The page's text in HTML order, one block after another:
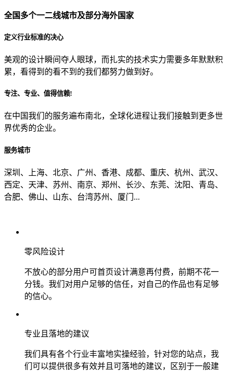
贵公司的团队规模是？
目前主要的营销渠道是？
全国多个一二线城市及部分海外国家
定义行业标准的决心
美观的设计瞬间夺人眼球，而扎实的技术实力需要多年默默积
累，看得到的看不到的我们都努力做到好。
专注、专业、值得信赖!
在中国我们的服务遍布南北，全球化进程让我们接触到更多世
界优秀的企业。
服务城市
深圳、上海、北京、广州、香港、成都、重庆、杭州、武汉、
西定、天津、苏州、南京、郑州、长沙、东莞、沈阳、青岛、
合肥、佛山、山东、台湾苏州、厦门...
零风险设计
不放心的部分用户可首页设计满意再付费，前期不花一
分钱。我们对用户足够的信任，对自己的作品也有足够
的信心。
专业且落地的建议
我们具有各个行业丰富地实操经验，针对您的站点，我
们可以提供很多有效并且可落地的建议，区别于一般建